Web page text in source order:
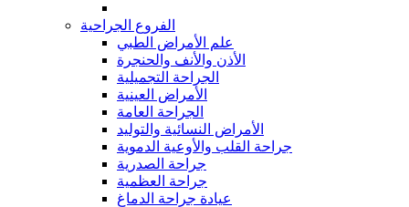
الفروع الجراحية
علم الأمراض الطبي
الأذن والأنف والحنجرة
الجراحة التجميلية
الأمراض العينية
الجراحة العامة
الأمراض النسائية والتوليد
جراحة القلب والأوعية الدموية
جراحة الصدرية
جراحة العظمية
عيادة جراحة الدماغ